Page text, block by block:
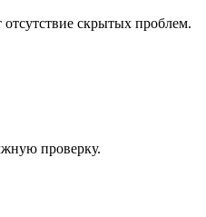
отсутствие скрытых проблем.
проверку.